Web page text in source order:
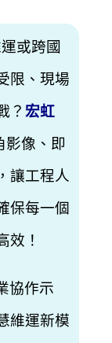
或跨國
限、現場
？ 宏虹
影像、即
讓工程人
保每一個
效！
協作示
維運新模